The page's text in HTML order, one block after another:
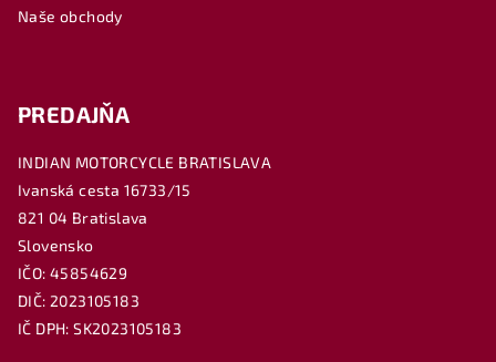
Naše obchody
PREDAJŇA
INDIAN MOTORCYCLE BRATISLAVA
Ivanská cesta 16733/15
821 04 Bratislava
Slovensko
IČO: 45854629
DIČ: 2023105183
IČ DPH: SK2023105183